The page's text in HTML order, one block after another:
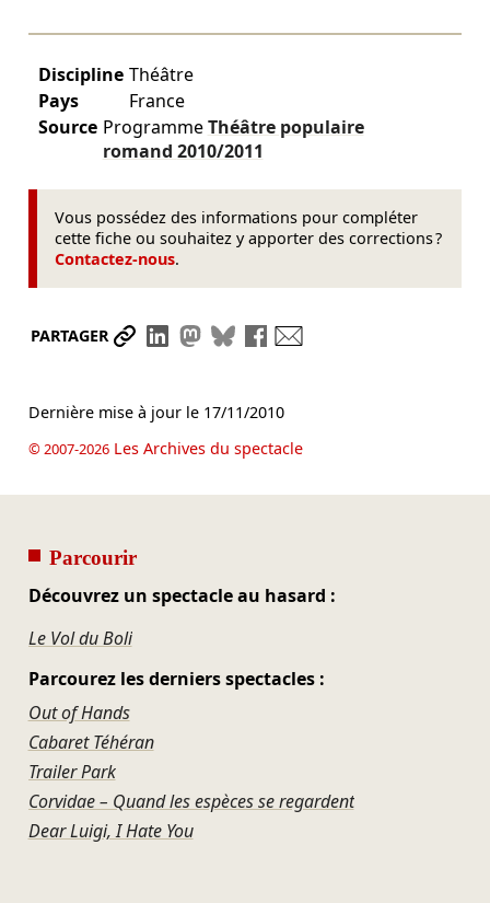
Discipline Théâtre
Pays
France
Source ProgrammeThéâtre populaire
romand 2010/2011
Vous possédez des informations pour compléter
cette fiche ou souhaitez y apporter des corrections ?
Contactez-nous.
PARTAGER Partager le lien
Partager sur LinkedIn
Partager sur Mastodon
Partager sur Bluesky
Partager sur Facebook
Dernière mise à jour le 17/11/2010
© 2007-2026Les Archives du spectacle
Parcourir
Découvrez un spectacle au hasard :
Le Vol du Boli
Parcourez les derniers spectacles :
Out of Hands
Cabaret Téhéran
Trailer Park
Corvidae – Quand les espèces se regardent
Dear Luigi, I Hate You